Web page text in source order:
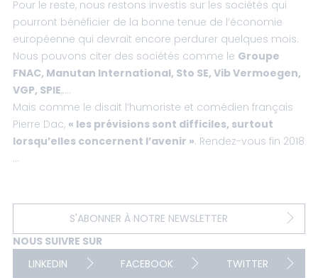
Pour le reste, nous restons investis sur les sociétés qui
pourront bénéficier de la bonne tenue de l’économie
européenne qui devrait encore perdurer quelques mois.
Nous pouvons citer des sociétés comme le Groupe
FNAC, Manutan International, Sto SE, Vib Vermoegen,
VGP, SPIE,….
Mais comme le disait l’humoriste et comédien français
Pierre Dac, « les prévisions sont difficiles, surtout
lorsqu’elles concernent l’avenir ». Rendez-vous fin 2018
…
S'ABONNER À NOTRE NEWSLETTER
NOUS SUIVRE SUR
LINKEDIN
FACEBOOK TWITTER